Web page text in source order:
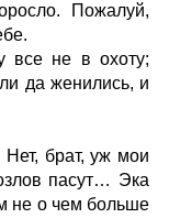
Пожалуй,
все не в охоту;
да женились, и
брат, уж мои
пасут… Эка
не о чем больше